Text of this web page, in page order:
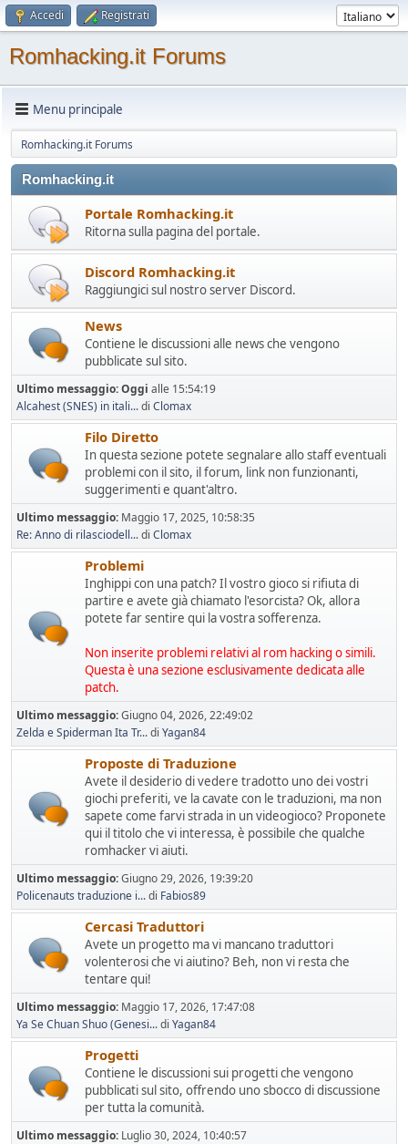
Accedi Registrati
Romhacking.it Forums
Menu principale
Romhacking.it Forums
Romhacking.it
Portale Romhacking.it
Ritorna sulla pagina del portale.
Discord Romhacking.it
Raggiungici sul nostro server Discord.
News
Contiene le discussioni alle news che vengono
pubblicate sul sito.
Ultimo messaggio:Oggi alle 15:54:19
Alcahest (SNES) in itali...di Clomax
Filo Diretto
In questa sezione potete segnalare allo staff eventuali
problemi con il sito, il forum, link non funzionanti,
suggerimenti e quant'altro.
Ultimo messaggio: Maggio 17, 2025, 10:58:35
Re: Anno di rilasciodell...di Clomax
Problemi
Inghippi con una patch? Il vostro gioco si rifiuta di
partire e avete già chiamato l'esorcista? Ok, allora
potete far sentire qui la vostra sofferenza.
Non inserite problemi relativi al rom hacking o simili.
Questa è una sezione esclusivamente dedicata alle
patch.
Ultimo messaggio:Giugno 04, 2026, 22:49:02
Zelda e Spiderman Ita Tr...di Yagan84
Proposte di Traduzione
Avete il desiderio di vedere tradotto uno dei vostri
giochi preferiti, ve la cavate con le traduzioni, ma non
sapete come farvi strada in un videogioco? Proponete
qui il titolo che vi interessa, è possibile che qualche
romhacker vi aiuti.
Ultimo messaggio:Giugno 29, 2026, 19:39:20
Policenauts traduzione i...di Fabios89
Cercasi Traduttori
Avete un progetto ma vi mancano traduttori
volenterosi che vi aiutino? Beh, non vi resta che
tentare qui!
Ultimo messaggio: Maggio 17, 2026, 17:47:08
Ya Se Chuan Shuo (Genesi...di Yagan84
Progetti
Contiene le discussioni sui progetti che vengono
pubblicati sul sito, offrendo uno sbocco di discussione
per tutta la comunità.
Ultimo messaggio: Luglio 30, 2024, 10:40:57